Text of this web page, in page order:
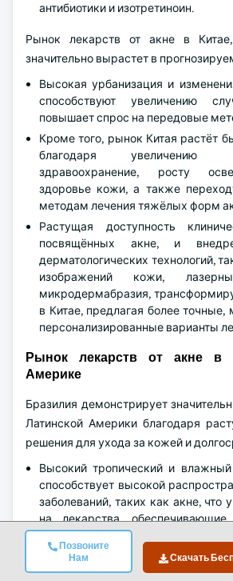
Позвоните
Нам
Скачать
антибиотики и изотретиноин.
Рынок лекарств от акне в
значительно вырастет в
Высокая урбанизация и
способствуют увеличению
повышает спрос на передовые
Кроме того, рынок Китая растёт
благодаря увеличению
здравоохранение, росту
здоровье кожи, а также
методам лечения тяжёлых форм
Растущая доступность
посвящённых акне, и
дерматологических технологий,
изображений кожи,
микродермабразия,
в Китае, предлагая более точные,
персонализированные варианты
Рынок лекарств от акне в
Америке
Бразилия демонстрирует
Латинской Америки благодаря
решения для ухода за кожей и
Высокий тропический и
способствует высокой
заболеваний, таких как акне, что
на лекарства, обеспечивающие
эффект. Согласно данным NIH,
обращения в стране связаны с
что способствует применению